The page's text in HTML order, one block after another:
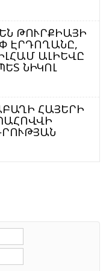
ԹՈՒՐՔԻԱՅԻ
ԷՐԴՈՂԱՆԸ,
ԱԼԻԵՎԸ
ՆԻԿՈԼ
ՀԱՅԵՐԻ